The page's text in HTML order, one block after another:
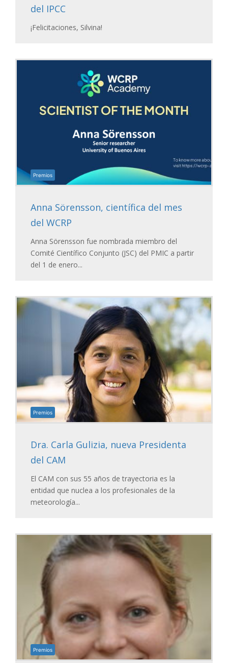
del IPCC
¡Felicitaciones, Silvina!
Premios
Anna Sörensson, científica del mes
del WCRP
Anna Sörensson fue nombrada miembro del
Comité Científico Conjunto (JSC) del PMIC a partir
del 1 de enero...
Premios
Dra. Carla Gulizia, nueva Presidenta
del CAM
El CAM con sus 55 años de trayectoria es la
entidad que nuclea a los profesionales de la
meteorología...
Premios